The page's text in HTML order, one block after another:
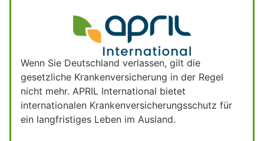
Wenn Sie Deutschland verlassen, gilt die
gesetzliche Krankenversicherung in der Regel
nicht mehr. APRIL International bietet
internationalen Krankenversicherungsschutz für
ein langfristiges Leben im Ausland.